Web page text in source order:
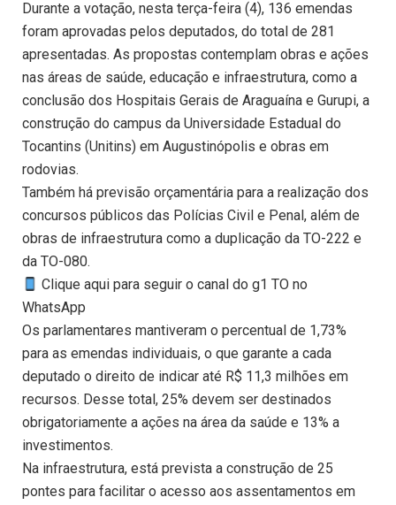
Durante a votação, nesta terça-feira (4), 136 emendas
foram aprovadas pelos deputados, do total de 281
apresentadas. As propostas contemplam obras e ações
nas áreas de saúde, educação e infraestrutura, como a
conclusão dos Hospitais Gerais de Araguaína e Gurupi, a
construção do campus da Universidade Estadual do
Tocantins (Unitins) em Augustinópolis e obras em
rodovias.
Também há previsão orçamentária para a realização dos
concursos públicos das Polícias Civil e Penal, além de
obras de infraestrutura como a duplicação da TO-222 e
da TO-080.
Clique aqui para seguir o canal do g1 TO no
WhatsApp
Os parlamentares mantiveram o percentual de 1,73%
para as emendas individuais, o que garante a cada
deputado o direito de indicar até R$ 11,3 milhões em
recursos. Desse total, 25% devem ser destinados
obrigatoriamente a ações na área da saúde e 13% a
investimentos.
Na infraestrutura, está prevista a construção de 25
pontes para facilitar o acesso aos assentamentos em